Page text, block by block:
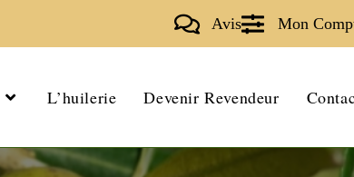
Avis Mon
L’huilerie Devenir Revendeur